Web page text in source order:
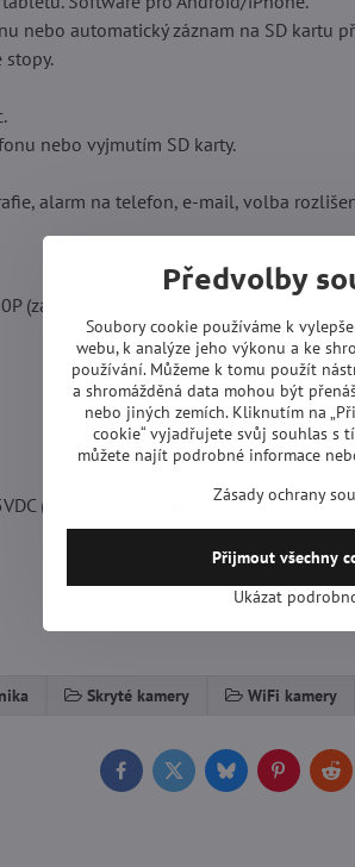
nebo automatický záznam na SD kartu
stopy.
nebo vyjmutím SD karty.
alarm na telefon, e-mail, volba
(záznam)
(není součástí balení)
Skryté kamery WiFi kamery
FacebookTwitterBlueskyPinterest
Předvolby
Soubory cookie používáme k
webu, k analýze jeho výkonu a ke
používání. Můžeme k tomu použít
a shromážděná data mohou být
nebo jiných zemích. Kliknutím na
cookie“ vyjadřujete svůj souhlas s
můžete najít podrobné informace
Zásady ochrany
Ukázat
Přijmout všechny